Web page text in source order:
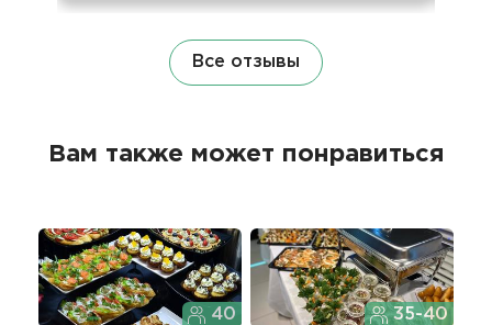
Все отзывы
Вам также может понравиться
40 35-40